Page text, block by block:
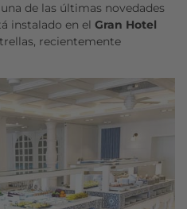
una de las últimas novedades
instalado en el Gran Hotel
recientemente